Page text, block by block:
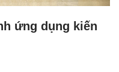
ứng dụng kiến